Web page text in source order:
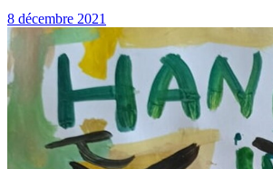
8 décembre 2021